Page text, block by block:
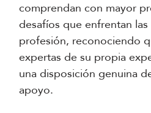
comprendan con mayor
desafíos que enfrentan
profesión, reconociendo
expertas de su propia
una disposición genuina
apoyo.